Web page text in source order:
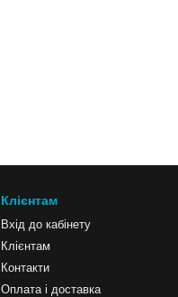
Клієнтам
Вхід до кабінету
Клієнтам
Контакти
Оплата і доставка